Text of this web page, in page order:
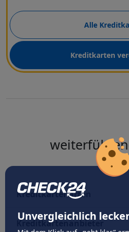
Unvergleichlich
Alle
Kreditkarten
Kreditkartenarten
Kreditkartenanbieter